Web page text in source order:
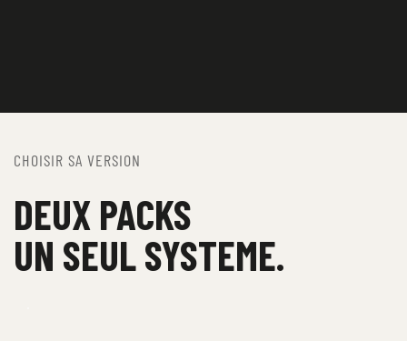
CHOISIR SA VERSION
DEUX PACKS
UN SEUL SYSTEME.